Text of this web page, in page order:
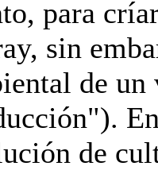
para
sin
de
de